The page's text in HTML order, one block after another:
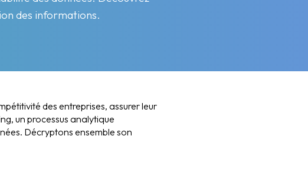
des informations.
des entreprises, assurer leur
un processus analytique
Décryptons ensemble son